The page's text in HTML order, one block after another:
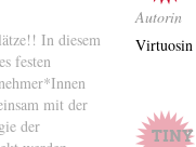
Autorin
Virtuosin
In diesem
festen
mit der
der
TINY